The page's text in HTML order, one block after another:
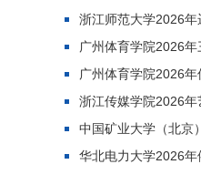
浙江师范大学2026
广州体育学院2026
广州体育学院2026
浙江传媒学院2026
中国矿业大学（北京
华北电力大学2026